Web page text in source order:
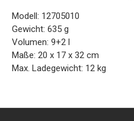
Modell: 12705010
Gewicht: 635 g
Volumen: 9+2 l
Maße: 20 x 17 x 32 cm
Max. Ladegewicht: 12 kg